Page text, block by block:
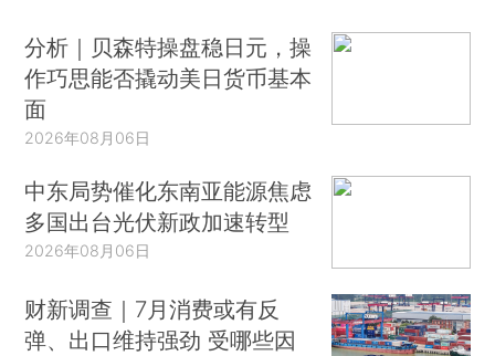
分析｜贝森特操盘稳日元，操
作巧思能否撬动美日货币基本
面
2026年08月06日
中东局势催化东南亚能源焦虑
多国出台光伏新政加速转型
2026年08月06日
财新调查｜7月消费或有反
弹、出口维持强劲 受哪些因